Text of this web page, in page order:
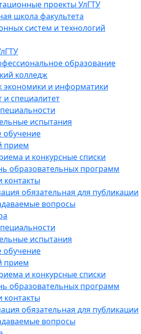
проекты УлГТУ
школа факультета
систем и технологий
образование
колледж
экономики и информатики
и специалитет
испытания
обучение
прием
и конкурсные списки
образовательных программ
контакты
обязательная для публикации
вопросы
испытания
обучение
прием
и конкурсные списки
образовательных программ
контакты
обязательная для публикации
вопросы